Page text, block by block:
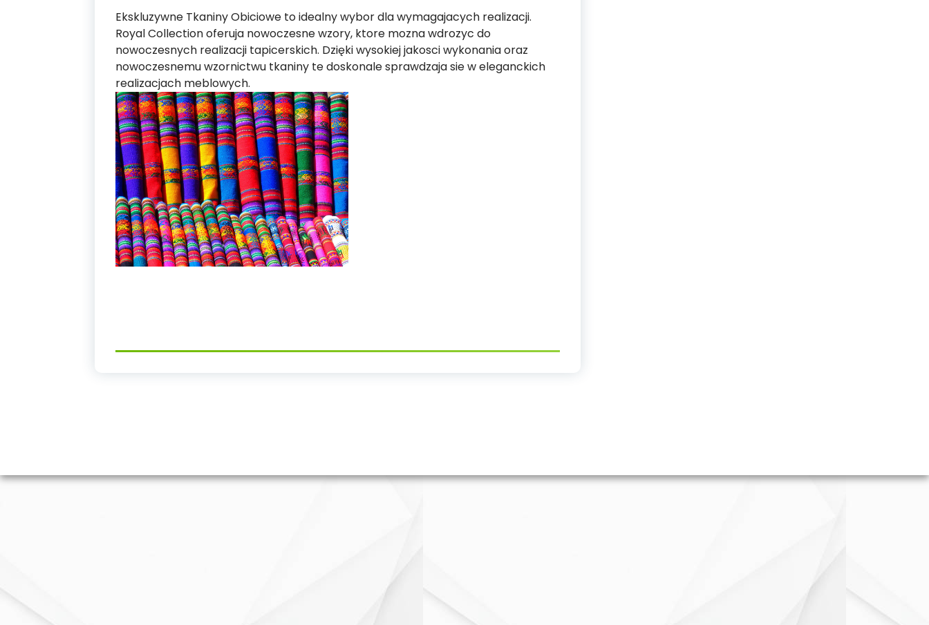
Ekskluzywne Tkaniny Obiciowe to idealny wybor dla wymagajacych realizacji.
Royal Collection oferuja nowoczesne wzory, ktore mozna wdrozyc do
nowoczesnych realizacji tapicerskich. Dzięki wysokiej jakosci wykonania oraz
nowoczesnemu wzornictwu tkaniny te doskonale sprawdzaja sie w eleganckich
realizacjach meblowych.